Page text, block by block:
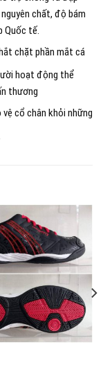
chất, độ bám
Quốc tế.
chặt phần mắt cá
hoạt động thể
thương
cổ chân khỏi những